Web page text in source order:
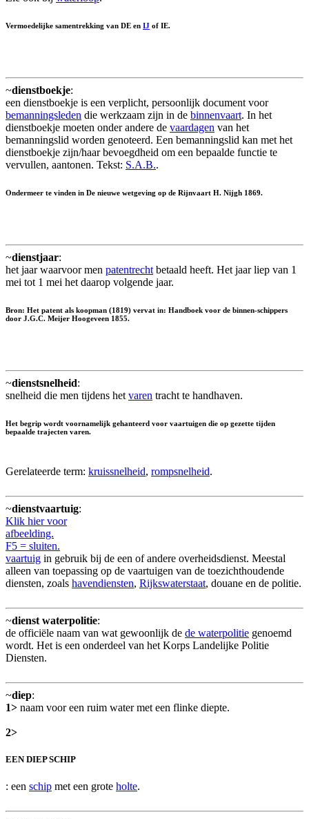
Vermoedelijke samentrekking van DE en IJ of IE.
~dienstboekje:
een dienstboekje is een verplicht, persoonlijk document voor
bemanningsleden die werkzaam zijn in de binnenvaart. In het
dienstboekje moeten onder andere de vaardagen van het
bemanningslid worden genoteerd. Een bemanningslid kan met het
dienstboekje zijn/haar bevoegdheid om een bepaalde functie te
vervullen, aantonen. Tekst: S.A.B..
Ondermeer te vinden in De nieuwe wetgeving op de Rijnvaart H. Nijgh 1869.
~dienstjaar:
het jaar waarvoor men patentrecht betaald heeft. Het jaar liep van 1
mei tot 1 mei het daarop volgende jaar.
Bron: Het patent als koopman (1819) vervat in: Handboek voor de binnen-schippers
door J.G.C. Meijer Hoogeveen 1855.
~dienstsnelheid:
snelheid die men tijdens het varen tracht te handhaven.
Het begrip wordt voornamelijk gehanteerd voor vaartuigen die op gezette tijden
bepaalde trajecten varen.
Gerelateerde term: kruissnelheid, rompsnelheid.
~dienstvaartuig:
Klik hier voor
afbeelding.
F5 = sluiten.
vaartuig in gebruik bij de een of andere overheidsdienst. Meestal
alleen van toepassing op de vaartuigen van de toezichthoudende
diensten, zoals havendiensten, Rijkswaterstaat, douane en de politie.
~dienst waterpolitie:
de officiële naam van wat gewoonlijk de de waterpolitie genoemd
wordt. Het is een onderdeel van het Korps Landelijke Politie
Diensten.
~diep:
1> naam voor een ruim water met een flinke diepte.
2>
EEN DIEP SCHIP
: een schip met een grote holte.